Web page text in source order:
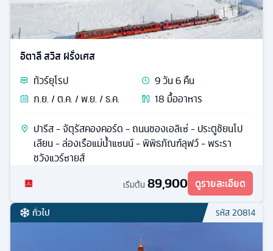
อิตาลี สวิส ฝรั่งเศส
ทัวร์ยุโรป 9วัน6คืน
ก.ย. / ต.ค. / พ.ย. / ธ.ค.
18 มื้ออาหาร
ปารีส - จัตุรัสคองคอร์ด - ถนนชองเอลิเซ่ - ประตูชัยนโป
เลียน - ล่องเรือแม่น้ำแซนน์ - พิพิธภัณฑ์ลุฟว์ - พระรา
ชวังแวร์ซายส์
เริ่มต้น 89,900 ดูรายละเอียด
ทั่วไป รหัส20814